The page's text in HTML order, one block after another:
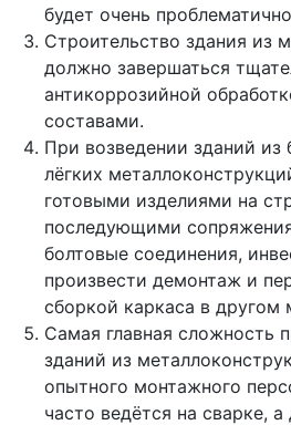
будет очень
Строительство здания из
должно завершаться
антикоррозийной
составами.
При возведении зданий
лёгких
готовыми изделиями на
последующими
болтовые соединения,
произвести демонтаж и
сборкой каркаса в другом
Самая главная сложность
зданий из
опытного монтажного
часто ведётся на сварке, а